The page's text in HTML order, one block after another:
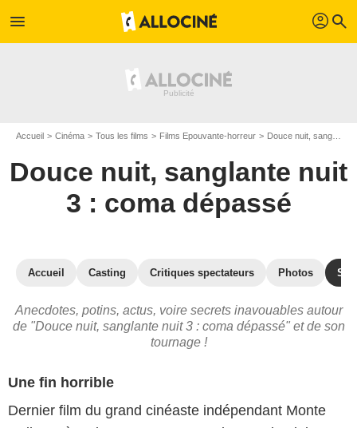
menu profil search
Accueil Cinéma Tous les films Films Epouvante-horreur Douce nuit, sanglante nuit 3 : coma dépassé
Douce nuit, sanglante nuit
3 : coma dépassé
Accueil Casting Critiques spectateurs Photos
Anecdotes, potins, actus, voire secrets inavouables autour
de "Douce nuit, sanglante nuit 3 : coma dépassé" et de son
tournage !
Une fin horrible
Dernier film du grand cinéaste indépendant Monte